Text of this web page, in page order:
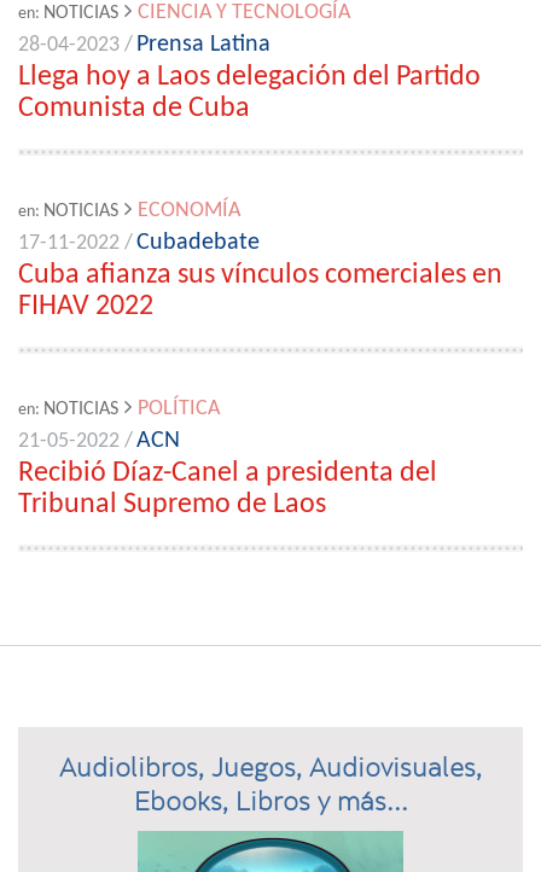
en: NOTICIAS
CIENCIA Y TECNOLOGÍA
28-04-2023 / Prensa Latina
Llega hoy a Laos delegación del Partido
Comunista de Cuba
en: NOTICIAS
ECONOMÍA
17-11-2022 /Cubadebate
Cuba afianza sus vínculos comerciales en
FIHAV 2022
en: NOTICIAS
POLÍTICA
21-05-2022 /ACN
Recibió Díaz-Canel a presidenta del
Tribunal Supremo de Laos
Audiolibros, Juegos, Audiovisuales,
Ebooks, Libros y más...